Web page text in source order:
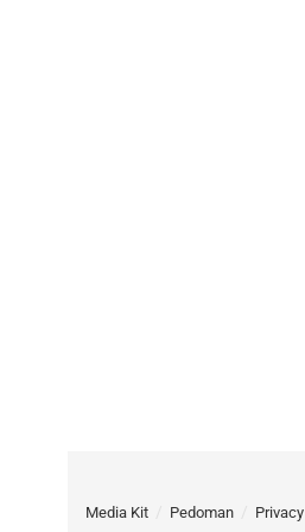
Media Kit Pedoman Privacy